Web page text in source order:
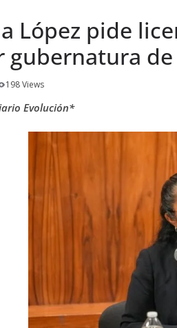
López pide
gubernatura
198 Views
Evolución*